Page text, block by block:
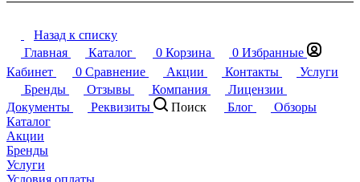
Назад к списку
Главная
Каталог 0 Корзина 0 Избранные
Кабинет
0 Сравнение Акции Контакты
Услуги
Бренды
Отзывы Компания
Лицензии
Документы
Реквизиты Поиск Блог
Обзоры
Каталог
Акции
Бренды
Услуги
Условия оплаты